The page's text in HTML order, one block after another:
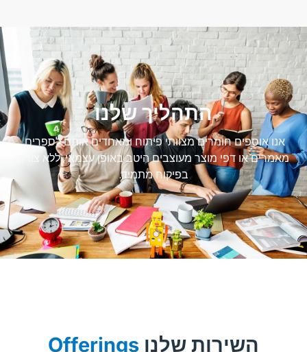
התהליך שלנו
אנו אוספים חומרים מצוותי פיתוח ומאחדים אותם לספרים,
מאמרים או דפי מוצר מעוצבים היטב באופן עצמאי, ללא צורך
בפיקוח מתמיד.
השירות שלנוOfferings